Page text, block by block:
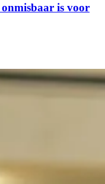
is voor